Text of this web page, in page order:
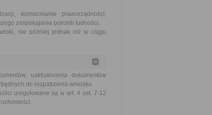
wzmacnianie praworządności,
zaspokajania potrzeb ludności.
nie później jednak niż w ciągu
uaktualnienia dokumentów
do rozpatrzenia wniosku.
uregulowane są w art. 4 ust. 7-12